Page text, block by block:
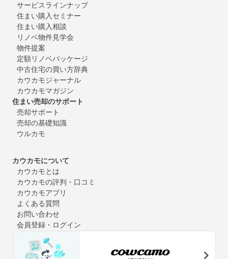
サービスラインナップ
住まい購入セミナー
住まい購入相談
リノベ物件見学会
物件提案
定額リノベパッケージ
中古住宅の買い方辞典
カウカモジャーナル
カウカモマガジン
住まい売却のサポート
売却サポート
売却の基礎知識
ウルカモ
カウカモについて
カウカモとは
カウカモの評判・口コミ
カウカモアプリ
よくある質問
お問い合わせ
会員登録・ログイン